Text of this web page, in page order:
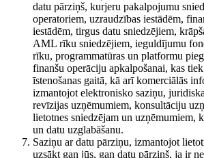
datu pārziņš, kurjeru pakalpojumu
operatoriem, uzraudzības iestādēm,
iestādēm, tirgus datu sniedzējiem,
AML rīku sniedzējiem, ieguldījumu
rīku, programmatūras un platformu
finanšu operāciju apkalpošanai, kas
īstenošanas gaitā, kā arī komerciālās
izmantojot elektronisko saziņu,
revīzijas uzņēmumiem, konsultāciju
lietotnes sniedzējam un uzņēmumiem,
un datu uzglabāšanu.
Saziņu ar datu pārziņu, izmantojot
uzsākt gan jūs, gan datu pārziņš, ja ir